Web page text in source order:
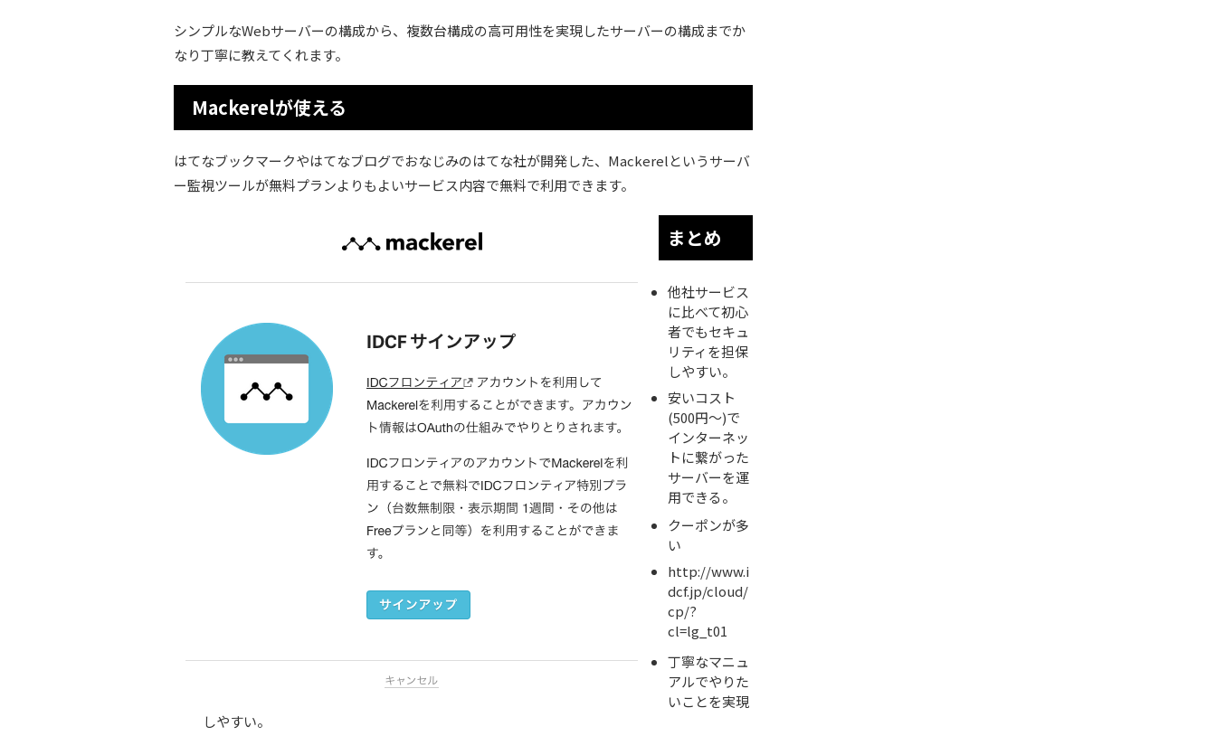
シンプルなWebサーバーの構成から、複数台構成の高可用性を実現したサーバーの構成までか
なり丁寧に教えてくれます。
Mackerelが使える
はてなブックマークやはてなブログでおなじみのはてな社が開発した、Mackerelというサーバ
ー監視ツールが無料プランよりもよいサービス内容で無料で利用できます。
まとめ
他社サービス
に比べて初心
者でもセキュ
リティを担保
しやすい。
安いコスト
(500円〜)で
インターネッ
トに繋がった
サーバーを運
用できる。
クーポンが多
い
http://www.i
dcf.jp/cloud/
cp/?
cl=lg_t01
丁寧なマニュ
アルでやりた
いことを実現
しやすい。